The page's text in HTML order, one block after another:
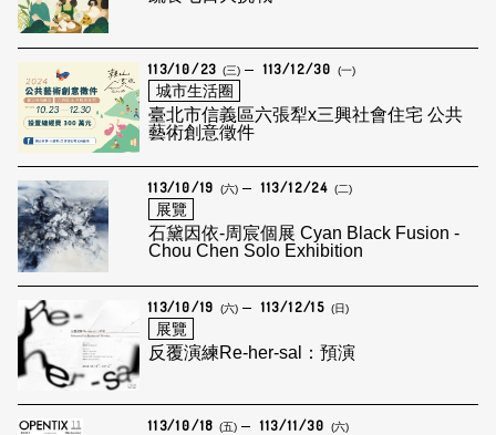
113/10/23 (三) 113/12/30 (一)
城市生活圈
臺北市信義區六張犁x三興社會住宅 公共
藝術創意徵件
113/10/19 (六) 113/12/24 (二)
展覽
石黛因依-周宸個展 Cyan Black Fusion -
Chou Chen Solo Exhibition
113/10/19 (六) 113/12/15 (日)
展覽
反覆演練Re-her-sal：預演
113/10/18 (五) 113/11/30 (六)